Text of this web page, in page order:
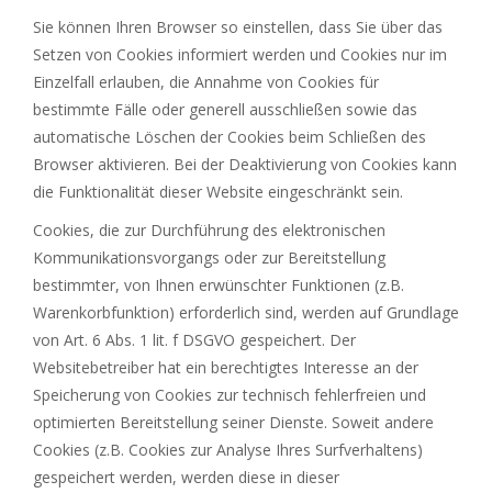
Sie können Ihren Browser so einstellen, dass Sie über das
Setzen von Cookies informiert werden und Cookies nur im
Einzelfall erlauben, die Annahme von Cookies für
bestimmte Fälle oder generell ausschließen sowie das
automatische Löschen der Cookies beim Schließen des
Browser aktivieren. Bei der Deaktivierung von Cookies kann
die Funktionalität dieser Website eingeschränkt sein.
Cookies, die zur Durchführung des elektronischen
Kommunikationsvorgangs oder zur Bereitstellung
bestimmter, von Ihnen erwünschter Funktionen (z.B.
Warenkorbfunktion) erforderlich sind, werden auf Grundlage
von Art. 6 Abs. 1 lit. f DSGVO gespeichert. Der
Websitebetreiber hat ein berechtigtes Interesse an der
Speicherung von Cookies zur technisch fehlerfreien und
optimierten Bereitstellung seiner Dienste. Soweit andere
Cookies (z.B. Cookies zur Analyse Ihres Surfverhaltens)
gespeichert werden, werden diese in dieser